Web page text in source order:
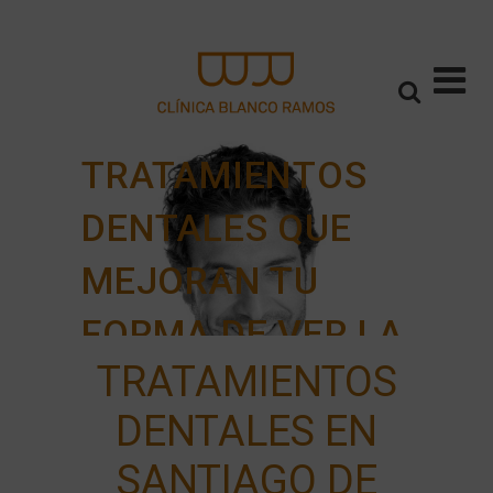
TRATAMIENTOS
DENTALES QUE
MEJORAN TU
FORMA DE VER LA
VIDA
TRATAMIENTOS
DENTALES EN
SANTIAGO DE